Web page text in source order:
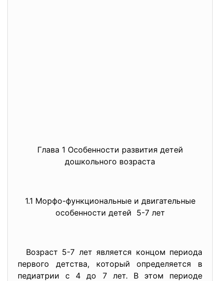
Глава 1 Особенности развития детей
дошкольного возраста
1.1 Морфо-функциональные и двигательные
особенности детей 5-7 лет
Возраст 5-7 лет является концом периода
первого детства, который определяется в
педиатрии с 4 до 7 лет. В этом периоде